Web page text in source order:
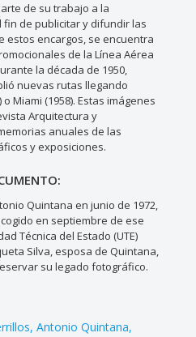
de su trabajo a la
de publicitar y difundir las
estos encargos, se encuentra
de la Línea Aérea
la década de 1950,
nuevas rutas llegando
Miami (1958). Estas imágenes
Arquitectura y
anuales de las
y exposiciones.
Quintana en junio de 1972,
en septiembre de ese
Técnica del Estado (UTE)
Silva, esposa de Quintana,
su legado fotográfico.
Antonio Quintana